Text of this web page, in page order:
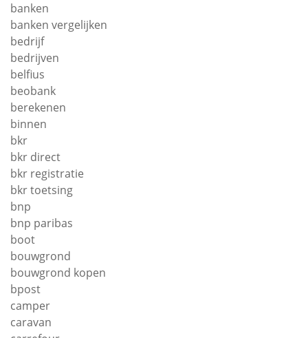
banken
banken vergelijken
bedrijf
bedrijven
belfius
beobank
berekenen
binnen
bkr
bkr direct
bkr registratie
bkr toetsing
bnp
bnp paribas
boot
bouwgrond
bouwgrond kopen
bpost
camper
caravan